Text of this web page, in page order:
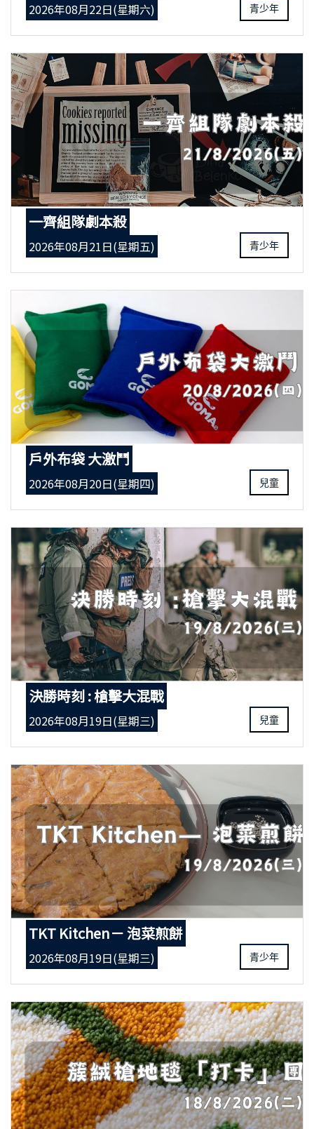
2026年08月22日(星期六) 青少年
一齊組隊劇本殺
2026年08月21日(星期五) 青少年
戶外布袋 大激鬥
2026年08月20日(星期四) 兒童
決勝時刻 : 槍擊大混戰
2026年08月19日(星期三) 兒童
TKT Kitchen－ 泡菜煎餅
2026年08月19日(星期三) 青少年